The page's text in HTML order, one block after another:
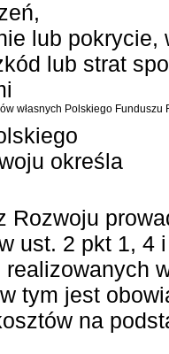
lub pokrycie,
lub strat
własnych Polskiego Funduszu
określa
Rozwoju
ust. 2 pkt 1, 4
tym jest
na